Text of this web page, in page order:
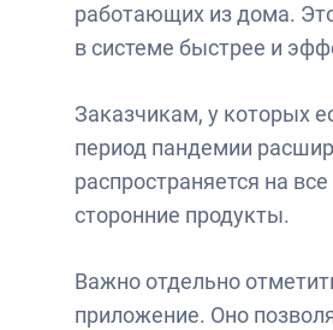
работающих из дома.
в системе быстрее и
Заказчикам, у которых
период пандемии
распространяется на
сторонние продукты.
Важно отдельно
приложение. Оно